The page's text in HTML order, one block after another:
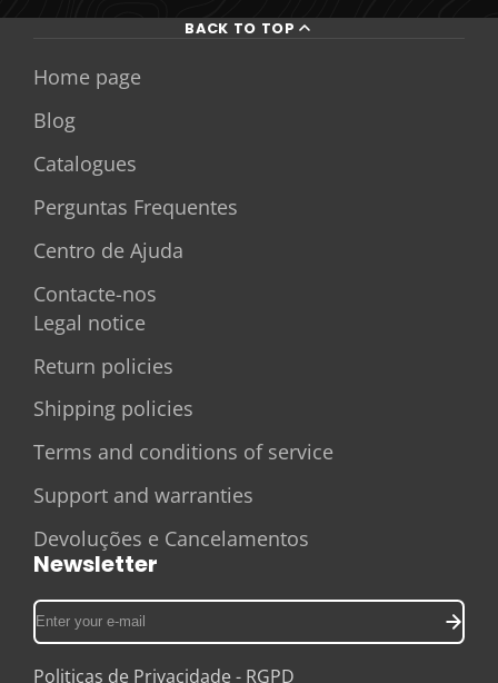
BACK TO TOP
Home page
Blog
Catalogues
Perguntas Frequentes
Centro de Ajuda
Contacte-nos
Legal notice
Return policies
Shipping policies
Terms and conditions of service
Support and warranties
Devoluções e Cancelamentos
Newsletter
Enter
your
e-
Politicas de Privacidade - RGPD